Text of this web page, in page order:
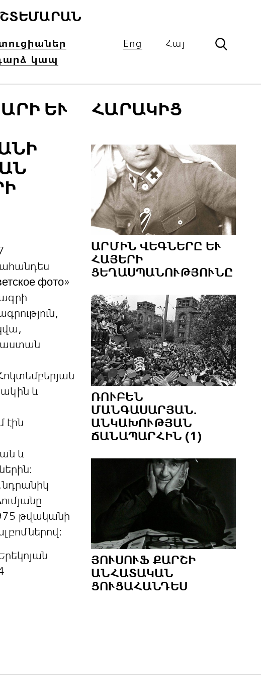
կապ
Eng Հայ
ԵՒ Ռ
Գ
Լ
фото»
և
և
թվականի
ՀԱՐԱԿԻՑ
ԱՐՄԻՆ ՎԵԳՆԵՐԸ ԵՒ Հ
ԱՅԵՐԻ Ց
ԵՂԱՍՊԱՆՈՒԹՅՈՒՆԸ
ՌՈՒԲԵՆ
ՄԱՆԳԱՍԱՐՅԱՆ.
ԱՆԿԱԽՈՒԹՅԱՆ
ՃԱՆԱՊԱՐՀԻՆ (1)
ՅՈՒՍՈՒՖ ՔԱՐՇԻ
ԱՆՀԱՏԱԿԱՆ
ՑՈՒՑԱՀԱՆԴԵՍ